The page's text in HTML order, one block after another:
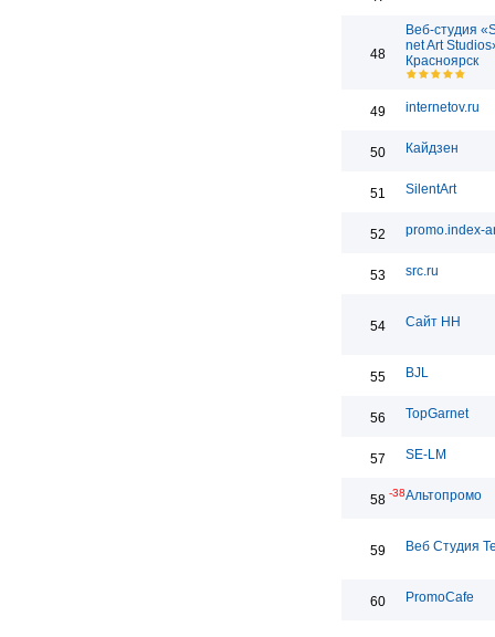
48
Веб-студия
net Art
Красноярск
49 internetov.ru
50 Кайдзен
51 SilentArt
52 promo.index-
53 src.ru
54 Сайт НН
55 BJL
56 TopGarnet
57 SE-LM
58 -38Альтопромо
59 Веб Студия
60 PromoCafe